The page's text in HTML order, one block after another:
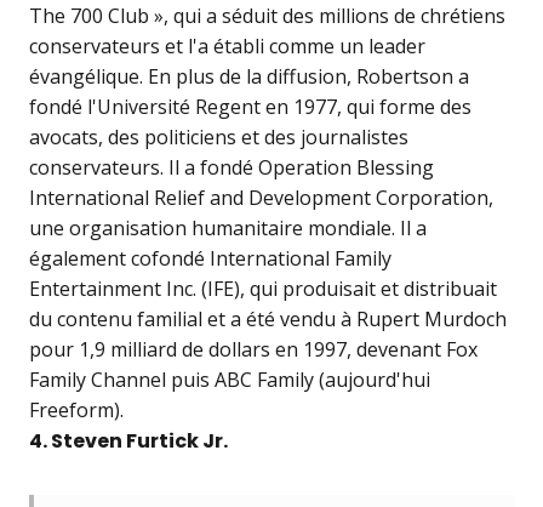
The 700 Club », qui a séduit des millions de chrétiens
conservateurs et l'a établi comme un leader
évangélique. En plus de la diffusion, Robertson a
fondé l'Université Regent en 1977, qui forme des
avocats, des politiciens et des journalistes
conservateurs. Il a fondé Operation Blessing
International Relief and Development Corporation,
une organisation humanitaire mondiale. Il a
également cofondé International Family
Entertainment Inc. (IFE), qui produisait et distribuait
du contenu familial et a été vendu à Rupert Murdoch
pour 1,9 milliard de dollars en 1997, devenant Fox
Family Channel puis ABC Family (aujourd'hui
Freeform).
4. Steven Furtick Jr.